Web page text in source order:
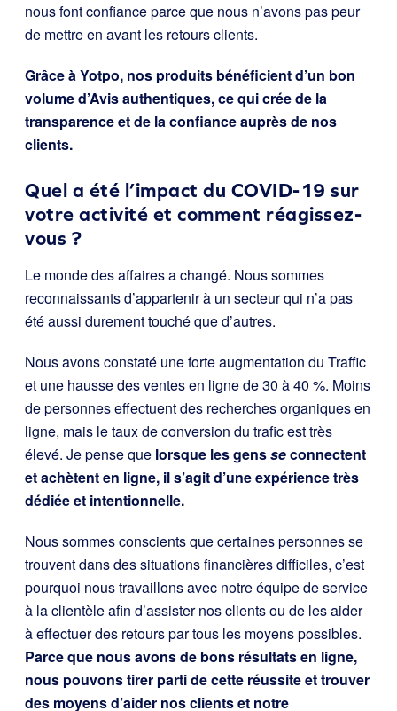
nous font confiance parce que nous n’avons pas peur
de mettre en avant les retours clients.
Grâce à Yotpo, nos produits bénéficient d’un bon
volume d’Avis authentiques, ce qui crée de la
transparence et de la confiance auprès de nos
clients.
Quel a été l’impact du COVID-19 sur
votre activité et comment réagissez-
vous ?
Le monde des affaires a changé. Nous sommes
reconnaissants d’appartenir à un secteur qui n’a pas
été aussi durement touché que d’autres.
Nous avons constaté une forte augmentation du Traffic
et une hausse des ventes en ligne de 30 à 40 %. Moins
de personnes effectuent des recherches organiques en
ligne, mais le taux de conversion du trafic est très
élevé. Je pense que lorsque les gensseconnectent
et achètent en ligne, il s’agit d’une expérience très
dédiée et intentionnelle.
Nous sommes conscients que certaines personnes se
trouvent dans des situations financières difficiles, c’est
pourquoi nous travaillons avec notre équipe de service
à la clientèle afin d’assister nos clients ou de les aider
à effectuer des retours par tous les moyens possibles.
Parce que nous avons de bons résultats en ligne,
nous pouvons tirer parti de cette réussite et trouver
des moyens d’aider nos clients et notre